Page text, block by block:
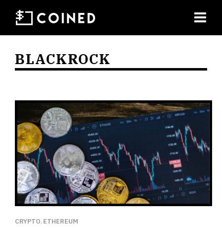
BLACKROCK
CRYPTO, ETHEREUM